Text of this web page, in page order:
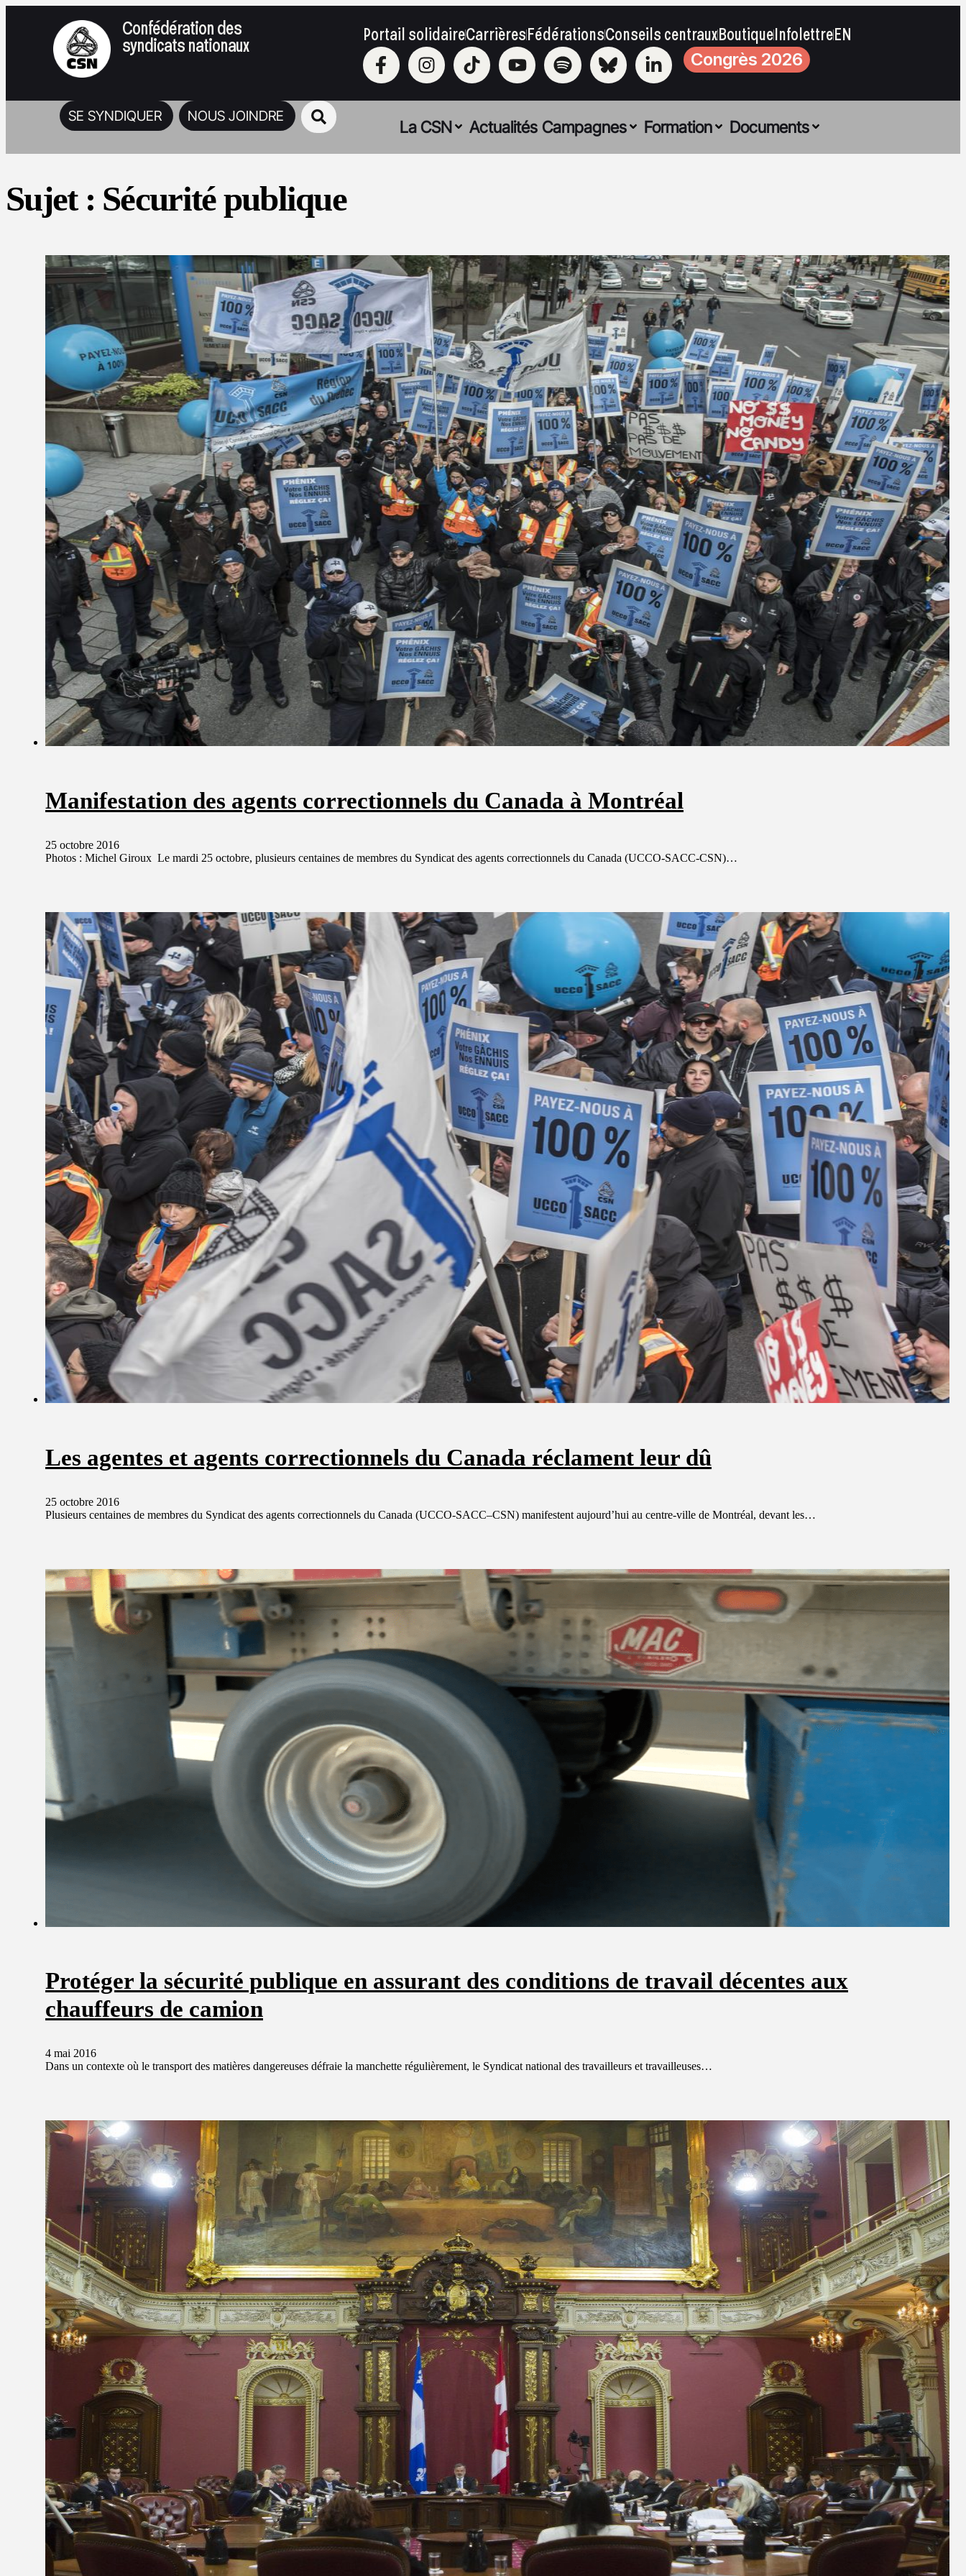
Confédération des
syndicats nationaux Portail solidaireCarrièresFédérationsConseils centrauxBoutiqueInfolettreEN
Congrès 2026
SE SYNDIQUER NOUS JOINDRE
La CSN Actualités Campagnes Formation Documents
Sujet : Sécurité publique
Manifestation des agents correctionnels du Canada à Montréal
25 octobre 2016
Photos : Michel Giroux Le mardi 25 octobre, plusieurs centaines de membres du Syndicat des agents correctionnels du Canada (UCCO-SACC-CSN)…
Les agentes et agents correctionnels du Canada réclament leur dû
25 octobre 2016
Plusieurs centaines de membres du Syndicat des agents correctionnels du Canada (UCCO-SACC–CSN) manifestent aujourd’hui au centre-ville de Montréal, devant les…
Protéger la sécurité publique en assurant des conditions de travail décentes aux
chauffeurs de camion
4 mai 2016
Dans un contexte où le transport des matières dangereuses défraie la manchette régulièrement, le Syndicat national des travailleurs et travailleuses…